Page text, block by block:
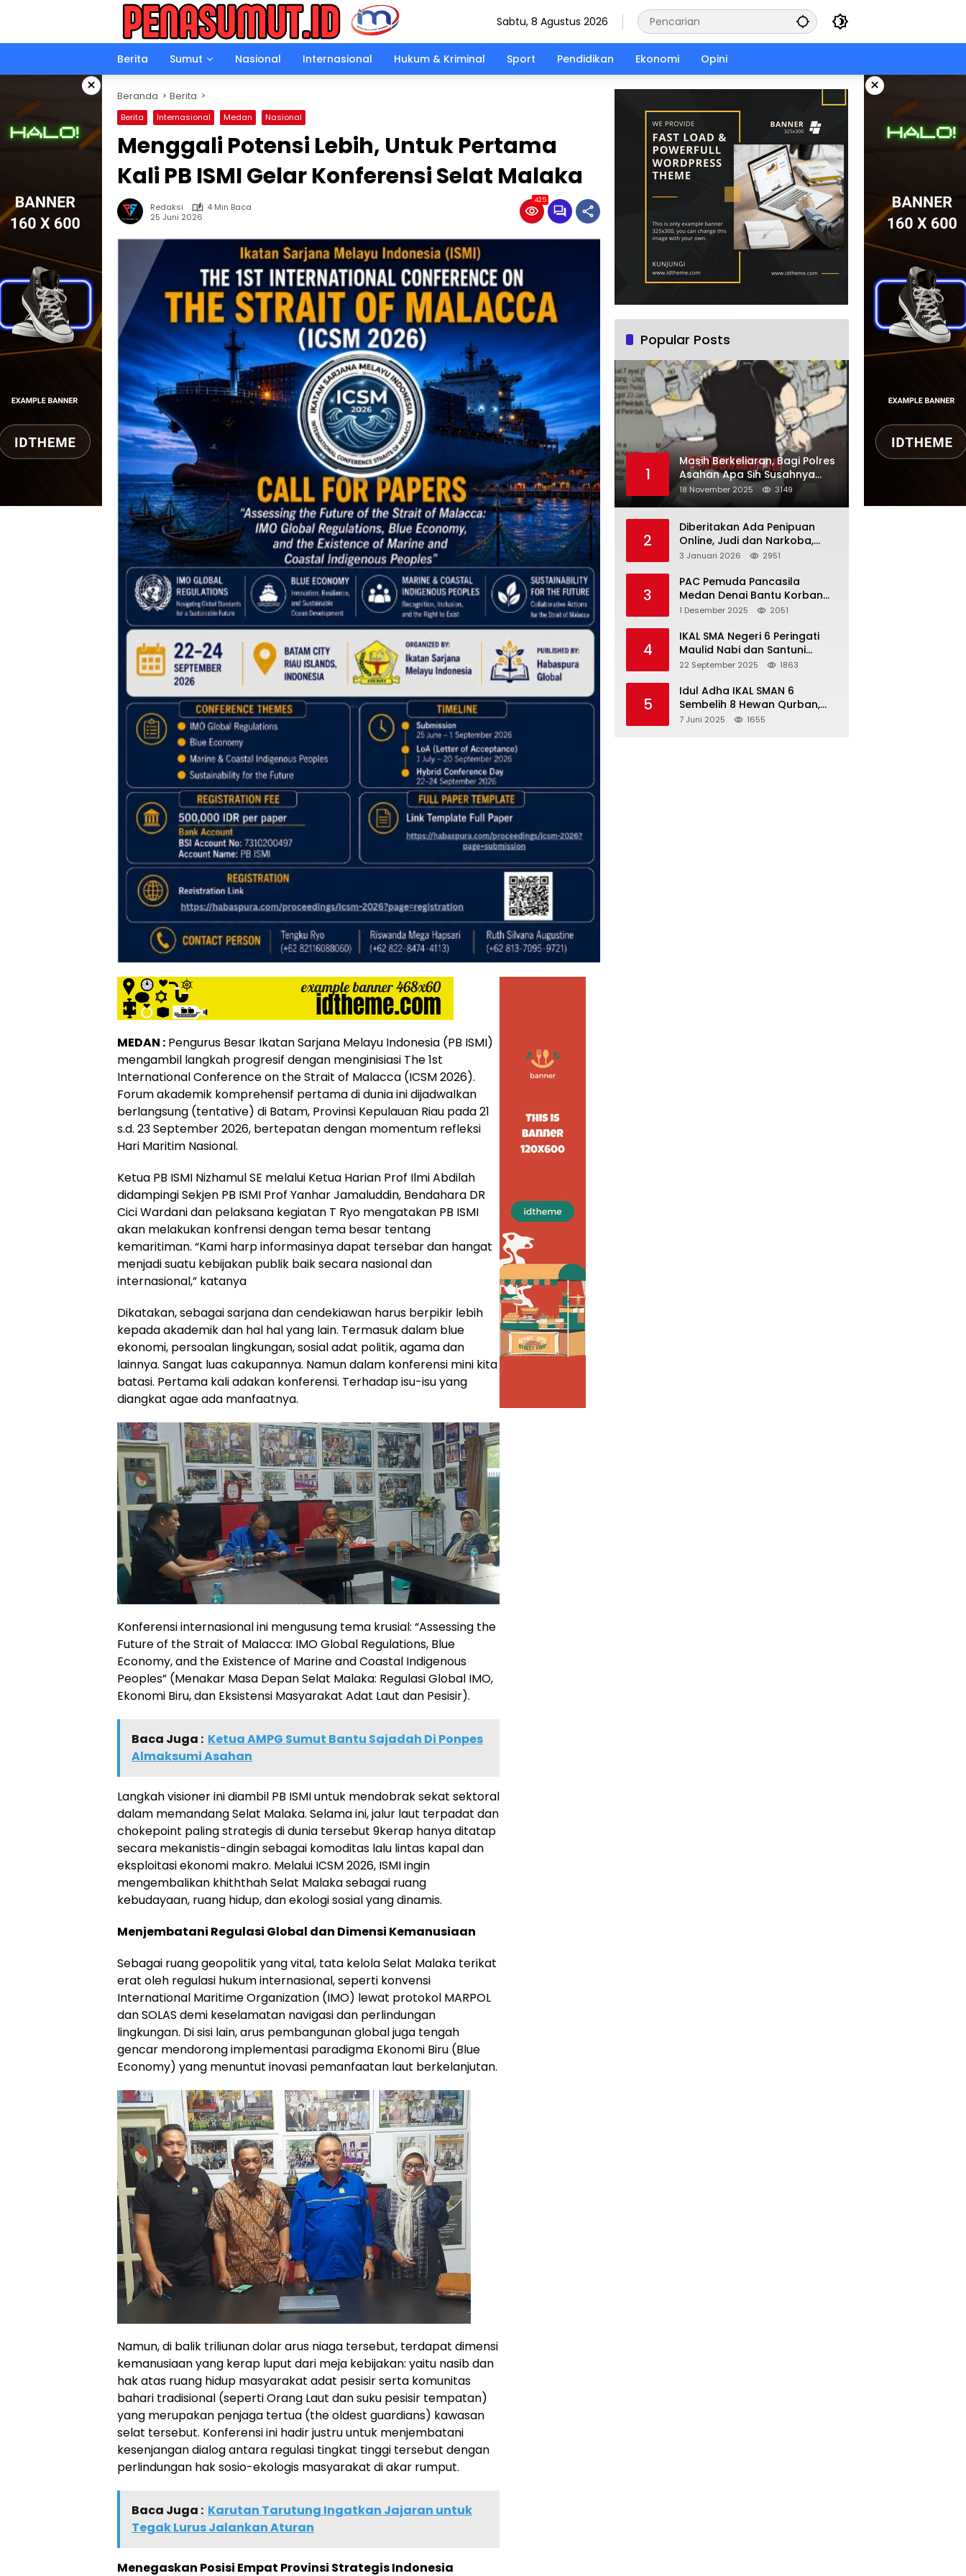
Sabtu, 8 Agustus 2026
Berita Sumut Nasional Internasional Hukum & Kriminal Sport Pendidikan Ekonomi Opini
× ×
Beranda Berita
Berita Internasional Medan Nasional
Menggali Potensi Lebih, Untuk Pertama
Kali PB ISMI Gelar Konferensi Selat Malaka
Redaksi
4 Min Baca
25 Juni 2026
425
MEDAN : Pengurus Besar Ikatan Sarjana Melayu Indonesia (PB ISMI)
mengambil langkah progresif dengan menginisiasi The 1st
International Conference on the Strait of Malacca (ICSM 2026).
Forum akademik komprehensif pertama di dunia ini dijadwalkan
berlangsung (tentative) di Batam, Provinsi Kepulauan Riau pada 21
s.d. 23 September 2026, bertepatan dengan momentum refleksi
Hari Maritim Nasional.
Ketua PB ISMI Nizhamul SE melalui Ketua Harian Prof Ilmi Abdilah
didampingi Sekjen PB ISMI Prof Yanhar Jamaluddin, Bendahara DR
Cici Wardani dan pelaksana kegiatan T Ryo mengatakan PB ISMI
akan melakukan konfrensi dengan tema besar tentang
kemaritiman. “Kami harp informasinya dapat tersebar dan hangat
menjadi suatu kebijakan publik baik secara nasional dan
internasional,” katanya
Dikatakan, sebagai sarjana dan cendekiawan harus berpikir lebih
kepada akademik dan hal hal yang lain. Termasuk dalam blue
ekonomi, persoalan lingkungan, sosial adat politik, agama dan
lainnya. Sangat luas cakupannya. Namun dalam konferensi mini kita
batasi. Pertama kali adakan konferensi. Terhadap isu-isu yang
diangkat agae ada manfaatnya.
Konferensi internasional ini mengusung tema krusial: “Assessing the
Future of the Strait of Malacca: IMO Global Regulations, Blue
Economy, and the Existence of Marine and Coastal Indigenous
Peoples” (Menakar Masa Depan Selat Malaka: Regulasi Global IMO,
Ekonomi Biru, dan Eksistensi Masyarakat Adat Laut dan Pesisir).
Baca Juga : Ketua AMPG Sumut Bantu Sajadah Di Ponpes
Almaksumi Asahan
Langkah visioner ini diambil PB ISMI untuk mendobrak sekat sektoral
dalam memandang Selat Malaka. Selama ini, jalur laut terpadat dan
chokepoint paling strategis di dunia tersebut 9kerap hanya ditatap
secara mekanistis-dingin sebagai komoditas lalu lintas kapal dan
eksploitasi ekonomi makro. Melalui ICSM 2026, ISMI ingin
mengembalikan khiththah Selat Malaka sebagai ruang
kebudayaan, ruang hidup, dan ekologi sosial yang dinamis.
Menjembatani Regulasi Global dan Dimensi Kemanusiaan
Sebagai ruang geopolitik yang vital, tata kelola Selat Malaka terikat
erat oleh regulasi hukum internasional, seperti konvensi
International Maritime Organization (IMO) lewat protokol MARPOL
dan SOLAS demi keselamatan navigasi dan perlindungan
lingkungan. Di sisi lain, arus pembangunan global juga tengah
gencar mendorong implementasi paradigma Ekonomi Biru (Blue
Economy) yang menuntut inovasi pemanfaatan laut berkelanjutan.
Namun, di balik triliunan dolar arus niaga tersebut, terdapat dimensi
kemanusiaan yang kerap luput dari meja kebijakan: yaitu nasib dan
hak atas ruang hidup masyarakat adat pesisir serta komunitas
bahari tradisional (seperti Orang Laut dan suku pesisir tempatan)
yang merupakan penjaga tertua (the oldest guardians) kawasan
selat tersebut. Konferensi ini hadir justru untuk menjembatani
kesenjangan dialog antara regulasi tingkat tinggi tersebut dengan
perlindungan hak sosio-ekologis masyarakat di akar rumput.
Baca Juga : Karutan Tarutung Ingatkan Jajaran untuk
Tegak Lurus Jalankan Aturan
Menegaskan Posisi Empat Provinsi Strategis Indonesia
Popular Posts
1
Masih Berkeliaran, Bagi Polres
Asahan Apa Sih Susahnya
Menangkap Martono
18 November 2025 3149
2
Diberitakan Ada Penipuan
Online, Judi dan Narkoba,
Karutan Kabanjhe Sebut Hoax
Beryanggungjawab
3 Januari 2026 2951
3
PAC Pemuda Pancasila
Medan Denai Bantu Korban
Banjir di Tiga Kelurahan
1 Desember 2025 2051
4
IKAL SMA Negeri 6 Peringati
Maulid Nabi dan Santuni
Yatim Piatu Anak Alumni
22 September 2025 1863
5
Idul Adha IKAL SMAN 6
Sembelih 8 Hewan Qurban,
Seluruh Siswa Guru dan ASN
7 Juni 2025 1655